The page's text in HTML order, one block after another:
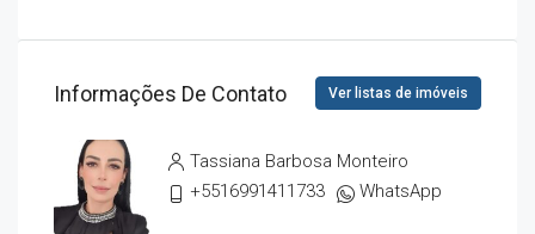
Informações De Contato Ver listas de imóveis
Tassiana Barbosa Monteiro
+5516991411733
WhatsApp